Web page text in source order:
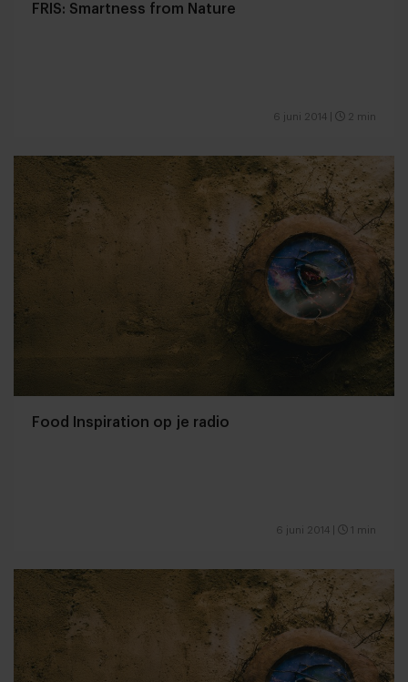
FRIS: Smartness from Nature
6 juni 2014 2 min
Food Inspiration op je radio
6 juni 2014 1 min